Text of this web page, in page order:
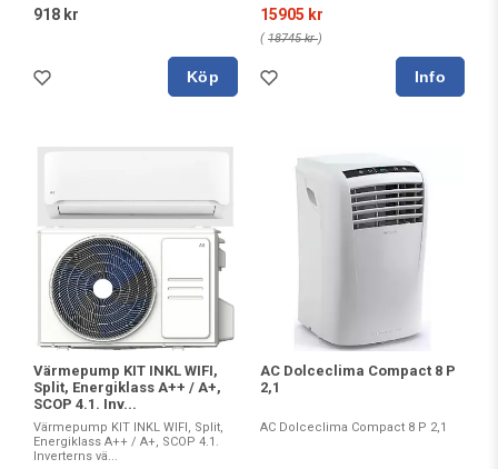
918 kr
Köp
15905 kr
( 18745 kr)
Värmepump KIT INKL WIFI,
Split, Energiklass A++ / A+,
SCOP 4.1. Inv...
Värmepump KIT INKL WIFI, Split,
Energiklass A++ / A+, SCOP 4.1.
Inverterns vä...
AC Dolceclima Compact 8 P
2,1
AC Dolceclima Compact 8 P 2,1